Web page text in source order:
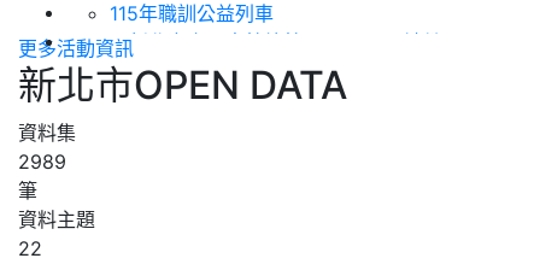
115年職訓公益列車
【新北市立圖書館總館】8/22 ~閱讀健
康，骨立全開~ 銀髮好筋骨與關節防護守護
日
更多活動資訊
新北市OPEN DATA
資料集
2989
筆
資料主題
22